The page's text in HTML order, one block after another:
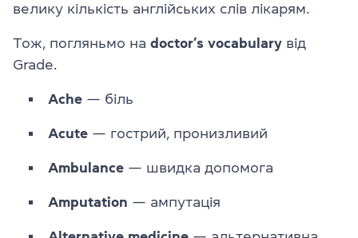
велику кількість англійських слів лікарям.
Тож, погляньмо на doctor’s vocabulary від
Grade.
Ache — біль
Acute — гострий, пронизливий
Ambulance — швидка допомога
Amputation — ампутація